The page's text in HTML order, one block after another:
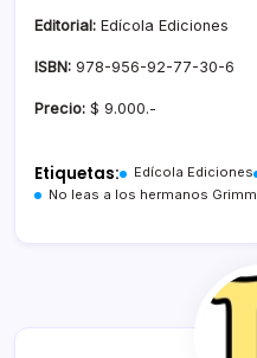
Editorial: Edícola Ediciones
ISBN: 978-956-92-77-30-6
Precio: $ 9.000.-
Etiquetas: Edícola Ediciones
No leas a los hermanos Grimm